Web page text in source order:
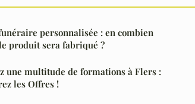
personnalisée : en combien
produit sera fabriqué ?
une multitude de formations à Flers :
les Offres !